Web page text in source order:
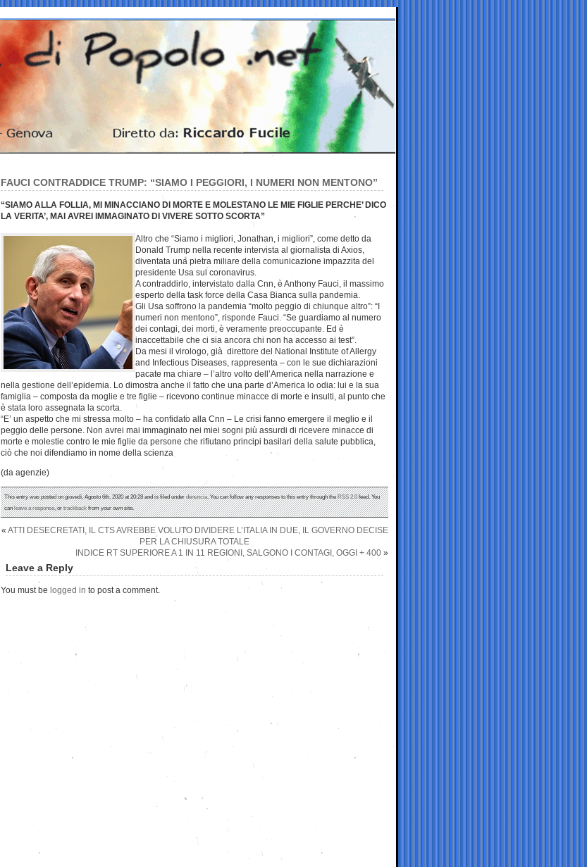
FAUCI CONTRADDICE TRUMP: “SIAMO I PEGGIORI, I NUMERI NON MENTONO”
“SIAMO ALLA FOLLIA, MI MINACCIANO DI MORTE E MOLESTANO LE MIE FIGLIE PERCHE’ DICO
LA VERITA’, MAI AVREI IMMAGINATO DI VIVERE SOTTO SCORTA”
Altro che “Siamo i migliori, Jonathan, i migliori”, come detto da
Donald Trump nella recente intervista al giornalista di Axios,
diventata una pietra miliare della comunicazione impazzita del
presidente Usa sul coronavirus.
A contraddirlo, intervistato dalla Cnn, è Anthony Fauci, il massimo
esperto della task force della Casa Bianca sulla pandemia.
Gli Usa soffrono la pandemia “molto peggio di chiunque altro”: “I
numeri non mentono”, risponde Fauci. “Se guardiamo al numero
dei contagi, dei morti, è veramente preoccupante. Ed è
inaccettabile che ci sia ancora chi non ha accesso ai test”.
Da mesi il virologo, già direttore del National Institute of Allergy
and Infectious Diseases, rappresenta – con le sue dichiarazioni
pacate ma chiare – l’altro volto dell’America nella narrazione e
nella gestione dell’epidemia. Lo dimostra anche il fatto che una parte d’America lo odia: lui e la sua
famiglia – composta da moglie e tre figlie – ricevono continue minacce di morte e insulti, al punto che
è stata loro assegnata la scorta.
“E’ un aspetto che mi stressa molto – ha confidato alla Cnn – Le crisi fanno emergere il meglio e il
peggio delle persone. Non avrei mai immaginato nei miei sogni più assurdi di ricevere minacce di
morte e molestie contro le mie figlie da persone che rifiutano principi basilari della salute pubblica,
ciò che noi difendiamo in nome della scienza
(da agenzie)
This entry was posted on giovedì, Agosto 6th, 2020 at 20:28 and is filed underdenuncia. You can follow any responses to this entry through theRSS 2.0feed. You
canleave a response, ortrackbackfrom your own site.
« ATTI DESECRETATI, IL CTS AVREBBE VOLUTO DIVIDERE L’ITALIA IN DUE, IL GOVERNO DECISE
PER LA CHIUSURA TOTALE
INDICE RT SUPERIORE A 1 IN 11 REGIONI, SALGONO I CONTAGI, OGGI + 400 »
Leave a Reply
You must be logged in to post a comment.